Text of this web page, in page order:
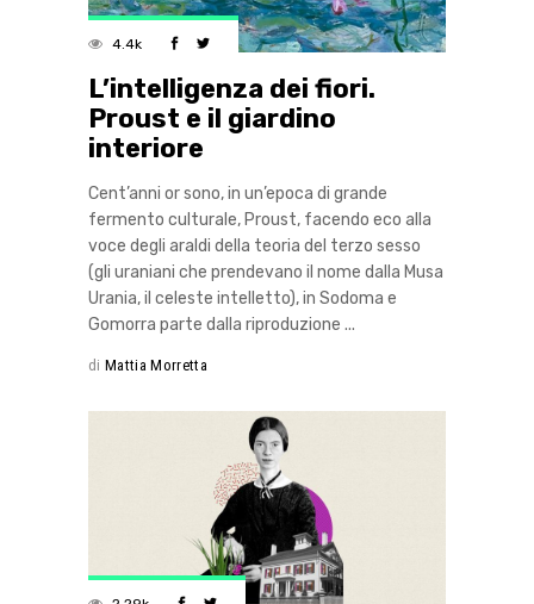
4.4k
L’intelligenza dei fiori.
Proust e il giardino
interiore
Cent’anni or sono, in un’epoca di grande
fermento culturale, Proust, facendo eco alla
voce degli araldi della teoria del terzo sesso
(gli uraniani che prendevano il nome dalla Musa
Urania, il celeste intelletto), in Sodoma e
Gomorra parte dalla riproduzione
di Mattia Morretta